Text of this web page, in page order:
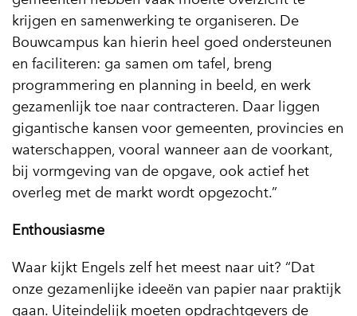
krijgen en samenwerking te organiseren. De
Bouwcampus kan hierin heel goed ondersteunen
en faciliteren: ga samen om tafel, breng
programmering en planning in beeld, en werk
gezamenlijk toe naar contracteren. Daar liggen
gigantische kansen voor gemeenten, provincies en
waterschappen, vooral wanneer aan de voorkant,
bij vormgeving van de opgave, ook actief het
overleg met de markt wordt opgezocht.”
Enthousiasme
Waar kijkt Engels zelf het meest naar uit? “Dat
onze gezamenlijke ideeën van papier naar praktijk
gaan. Uiteindelijk moeten opdrachtgevers de